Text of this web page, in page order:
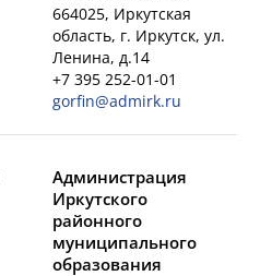
664025, Иркутская
область, г. Иркутск, ул.
Ленина, д.14
+7 395 252-01-01
gorfin@admirk.ru
Администрация
Иркутского
районного
муниципального
образования